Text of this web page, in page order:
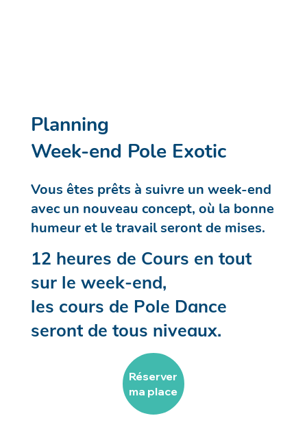
Réserver
ma place
Planning
Week-end Pole Exotic
Vous êtes prêts à suivre un week-end
avec un nouveau concept, où la bonne
humeur et le travail seront de mises.
12 heures de Cours en tout
sur le week-end,
les cours de Pole Dance
seront de tous niveaux.​